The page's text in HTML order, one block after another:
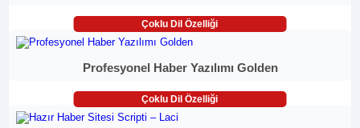
Çoklu Dil Özelliği
Profesyonel Haber Yazılımı Golden
Çoklu Dil Özelliği